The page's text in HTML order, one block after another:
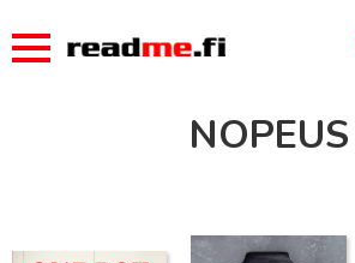
NOPEUS
Lue lisää Lue lisää